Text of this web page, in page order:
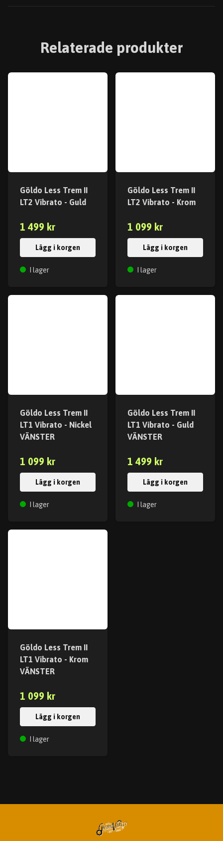
Relaterade produkter
Göldo Less Trem II
LT2 Vibrato - Guld
1 499 kr
Lägg i korgen
I lager
Göldo Less Trem II
LT2 Vibrato - Krom
1 099 kr
Lägg i korgen
I lager
Göldo Less Trem II
LT1 Vibrato - Nickel
VÄNSTER
1 099 kr
Lägg i korgen
I lager
Göldo Less Trem II
LT1 Vibrato - Guld
VÄNSTER
1 499 kr
Lägg i korgen
I lager
Göldo Less Trem II
LT1 Vibrato - Krom
VÄNSTER
1 099 kr
Lägg i korgen
I lager